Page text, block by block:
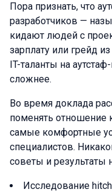
Пора признать, что
разработчиков —
кидают людей с
зарплату или грейд
IT-таланты на
сложнее.
Во время доклада
поменять отношение
самые комфортные
специалистов.
советы и результаты
Исследование